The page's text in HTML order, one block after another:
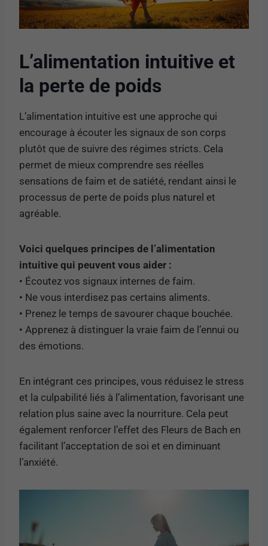
L’alimentation intuitive et
la perte de poids
L’alimentation intuitive est une approche qui
encourage à écouter les signaux de son corps
plutôt que de suivre des régimes stricts. Cela
permet de mieux comprendre ses réelles
sensations de faim et de satiété, rendant ainsi le
processus de perte de poids plus naturel et
agréable.
Voici quelques principes de l’alimentation
intuitive qui peuvent vous aider :
• Écoutez vos signaux internes de faim.
• Ne vous interdisez pas certains aliments.
• Prenez le temps de savourer chaque bouchée.
• Apprenez à distinguer la vraie faim de l’ennui ou
des émotions.
En intégrant ces principes, vous réduisez le stress
et la culpabilité liés à l’alimentation, favorisant une
relation plus saine avec la nourriture. Cela peut
également renforcer l’effet des Fleurs de Bach en
facilitant l’acceptation de soi et en diminuant
l’anxiété.